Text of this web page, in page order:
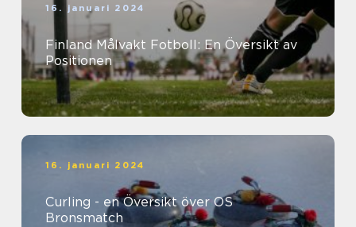
16. januari 2024
Finland Målvakt Fotboll: En Översikt av
Positionen
16. januari 2024
Curling - en Översikt över OS
Bronsmatch